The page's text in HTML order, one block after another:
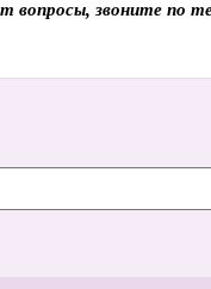
вопросы, звоните по